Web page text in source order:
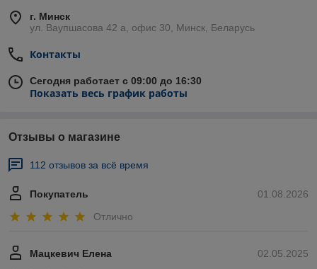
г. Минск
ул. Ваупшасова 42 а, офис 30, Минск, Беларусь
Контакты
Сегодня работает с 09:00 до 16:30
Показать весь график работы
Отзывы о магазине
112 отзывов за всё время
01.08.2026
Покупатель
Отлично
02.05.2025
Мацкевич Елена